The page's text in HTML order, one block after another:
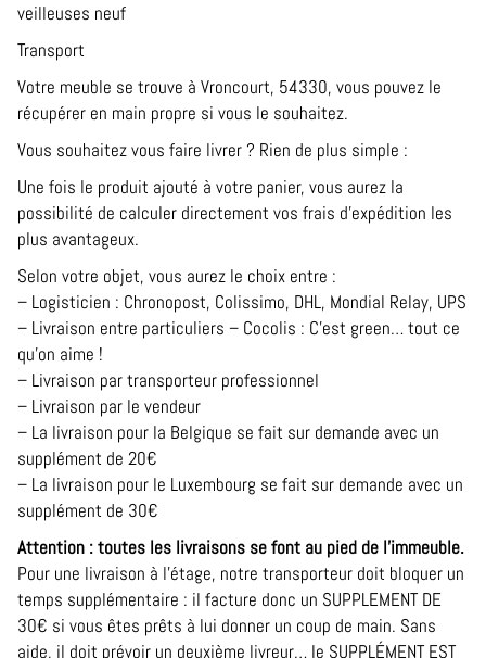
veilleuses neuf
Transport
Votre meuble se trouve à Vroncourt, 54330, vous pouvez le
récupérer en main propre si vous le souhaitez.
Vous souhaitez vous faire livrer ? Rien de plus simple :
Une fois le produit ajouté à votre panier, vous aurez la
possibilité de calculer directement vos frais d’expédition les
plus avantageux.
Selon votre objet, vous aurez le choix entre :
– Logisticien : Chronopost, Colissimo, DHL, Mondial Relay, UPS
– Livraison entre particuliers – Cocolis : C’est green… tout ce
qu’on aime !
– Livraison par transporteur professionnel
– Livraison par le vendeur
– La livraison pour la Belgique se fait sur demande avec un
supplément de 20€
– La livraison pour le Luxembourg se fait sur demande avec un
supplément de 30€
Attention : toutes les livraisons se font au pied de l’immeuble.
Pour une livraison à l’étage, notre transporteur doit bloquer un
temps supplémentaire : il facture donc un SUPPLEMENT DE
30€ si vous êtes prêts à lui donner un coup de main. Sans
aide, il doit prévoir un deuxième livreur… le SUPPLÉMENT EST